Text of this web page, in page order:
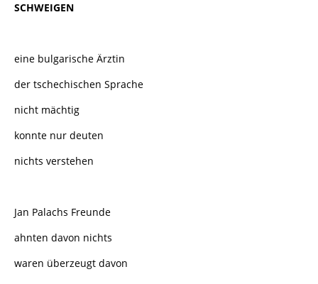
SCHWEIGEN
eine bulgarische Ärztin
der tschechischen Sprache
nicht mächtig
konnte nur deuten
nichts verstehen
Jan Palachs Freunde
ahnten davon nichts
waren überzeugt davon